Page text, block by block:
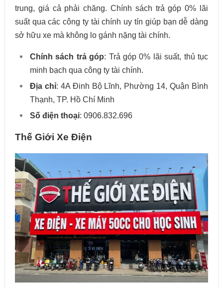
trung, giá cả phải chăng. Chính sách trả góp 0% lãi
suất qua các công ty tài chính uy tín giúp bạn dễ dàng
sở hữu xe mà không lo gánh nặng tài chính.
Chính sách trả góp: Trả góp 0% lãi suất, thủ tục
minh bạch qua công ty tài chính.
Địa chỉ: 4A Đinh Bộ Lĩnh, Phường 14, Quận Bình
Thạnh, TP. Hồ Chí Minh
Số điện thoại: 0906.832.696
Thế Giới Xe Điện